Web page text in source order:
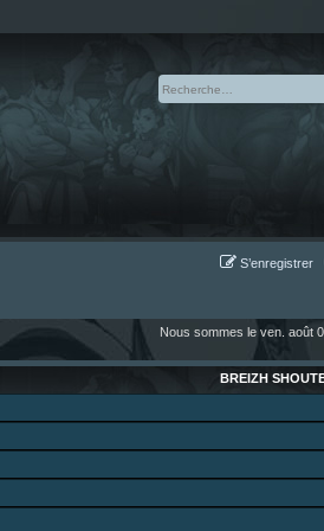
S’enregistrer
Nous sommes le ven. août
BREIZH